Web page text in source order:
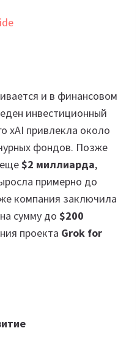
и в финансовом
инвестиционный
xAI привлекла около
фондов. Позже
$2 миллиарда,
примерно до
компания заключила
сумму до $200
проекта Grok for